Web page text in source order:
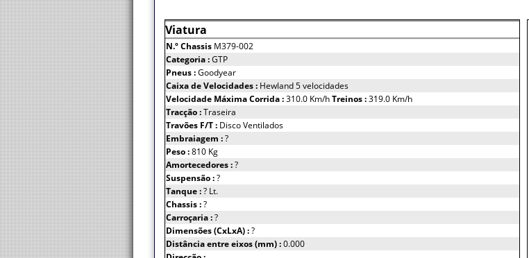
Viatura
N.º Chassis M379-002
Categoria :GTP
Pneus :Goodyear
Caixa de Velocidades : Hewland 5 velocidades
Velocidade Máxima Corrida :310.0 Km/hTreinos :319.0 Km/h
Tracção :Traseira
Travões F/T : Disco Ventilados
Embraiagem :?
Peso :810 Kg
Amortecedores :?
Suspensão :?
Tanque :? Lt.
Chassis :?
Carroçaria :?
Dimensões (CxLxA) :?
Distância entre eixos (mm) :0.000